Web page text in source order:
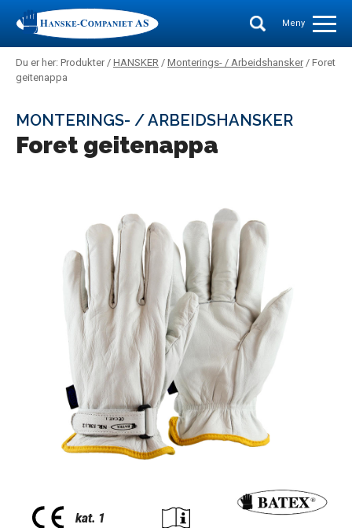
Meny
Du er her: Produkter / HANSKER / Monterings- / Arbeidshansker / Foret
geitenappa
MONTERINGS- / ARBEIDSHANSKER
Foret geitenappa